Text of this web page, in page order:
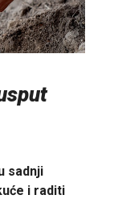
sadnji
i raditi